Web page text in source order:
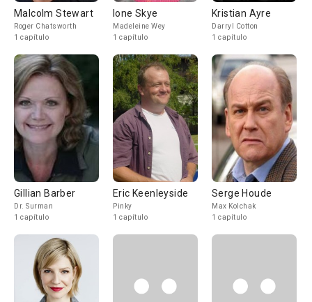
Malcolm Stewart
Roger Chatsworth
1 capítulo
Ione Skye
Madeleine Wey
1 capítulo
Kristian Ayre
Darryl Cotton
1 capítulo
Gillian Barber
Dr. Surman
1 capítulo
Eric Keenleyside
Pinky
1 capítulo
Serge Houde
Max Kolchak
1 capítulo